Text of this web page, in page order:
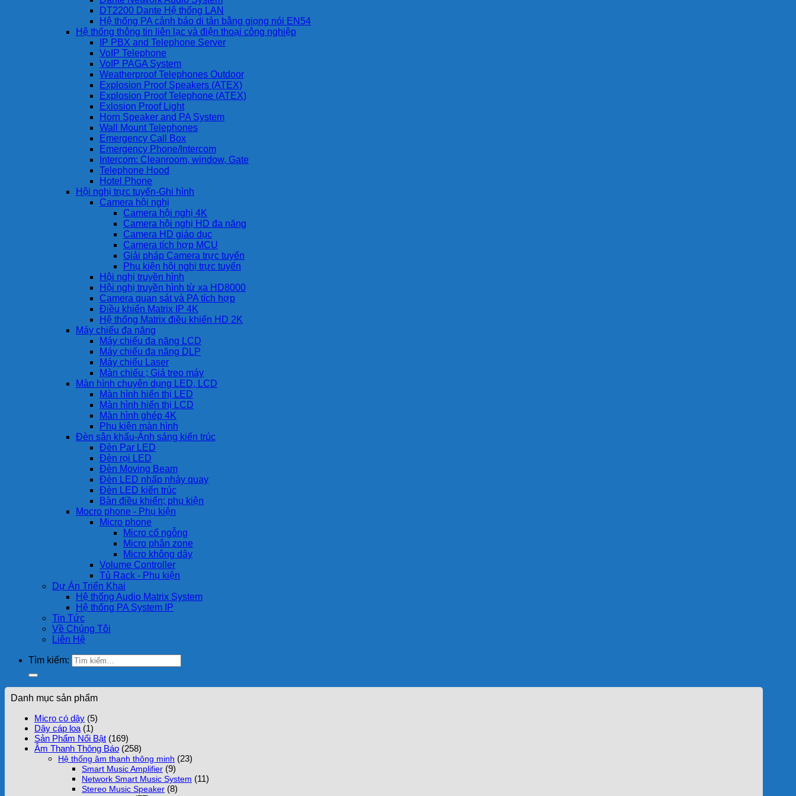
DT2200 Dante Hệ thống LAN
Hệ thống PA cảnh báo di tản bằng giọng nói EN54
Hệ thống thông tin liên lạc và điện thoại công nghiệp
IP PBX and Telephone Server
VoIP Telephone
VoIP PAGA System
Weatherproof Telephones Outdoor
Explosion Proof Speakers (ATEX)
Explosion Proof Telephone (ATEX)
Exlosion Proof Light
Horn Speaker and PA System
Wall Mount Telephones
Emergency Call Box
Emergency Phone/Intercom
Intercom: Cleanroom, window, Gate
Telephone Hood
Hotel Phone
Hội nghị trực tuyến-Ghi hình
Camera hội nghị
Camera hội nghị 4K
Camera hội nghị HD đa năng
Camera HD giáo dục
Camera tích hợp MCU
Giải pháp Camera trực tuyến
Phụ kiện hội nghị trực tuyến
Hội nghị truyền hình
Hội nghị truyền hình từ xa HD8000
Camera quan sát và PA tích hợp
Điều khiển Matrix IP 4K
Hệ thống Matrix điều khiển HD 2K
Máy chiếu đa năng
Máy chiếu đa năng LCD
Máy chiếu đa năng DLP
Máy chiếu Laser
Màn chiếu ; Giá treo máy
Màn hình chuyên dụng LED, LCD
Màn hình hiển thị LED
Màn hình hiển thị LCD
Màn hình ghép 4K
Phụ kiện màn hình
Đèn sân khấu-Ánh sáng kiến trúc
Đèn Par LED
Đèn rọi LED
Đèn Moving Beam
Đèn LED nhấp nháy quay
Đèn LED kiến trúc
Bàn điều khiển; phụ kiện
Mocro phone - Phụ kiện
Micro phone
Micro cổ ngỗng
Micro phân zone
Micro không dây
Volume Controller
Tủ Rack - Phụ kiện
Dự Án Triển Khai
Hệ thống Audio Matrix System
Hệ thống PA System IP
Tin Tức
Về Chúng Tôi
Liên Hệ
Tìm kiếm:
Danh mục sản phẩm
Micro có dây (5)
Dây cáp loa (1)
Sản Phẩm Nổi Bật (169)
Âm Thanh Thông Báo (258)
Hệ thống âm thanh thông minh (23)
Smart Music Amplifier (9)
Network Smart Music System (11)
Stereo Music Speaker (8)